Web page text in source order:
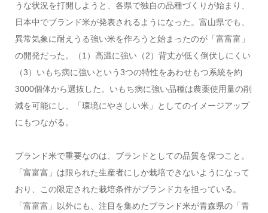
うな状況を打開しようと、各県で独自の品種づくりが始まり、
日本中でブランド米が発表されるようになった。富山県でも、
異常気象に耐えうる強い米を作ろうと始まったのが「富富富」
の開発だった。（1）高温に強い（2）背丈が低く倒伏しにくい
（3）いもち病に強いという3つの特性をあわせもつ系統を約
3000個体から選抜した。いもち病に強い品種は農薬使用量の削
減を可能にし、「環境にやさしい米」としてのイメージアップ
にもつながる。
ブランド米で重要なのは、ブランドとしての品質を保つこと。
「富富富」は限られた生産者にしか栽培できないようになって
おり、この限定された栽培条件がブランド力を担っている。
「富富富」以外にも、注目を集めたブランド米が青森県の「青